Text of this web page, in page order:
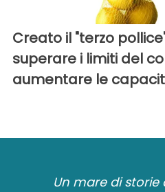
Creato il "terzo
superare i limiti del
aumentare le
Un mare di